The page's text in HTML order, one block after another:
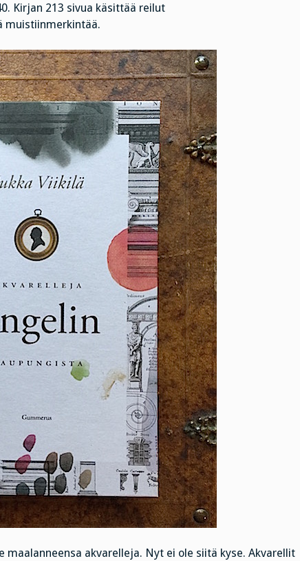
Kirjan 213 sivua käsittää reilut
muistiinmerkintää.
akvarelleja. Nyt ei ole siitä kyse. Akvarellit